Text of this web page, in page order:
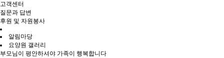
고객센터
질문과 답변
후원 및 자원봉사
알림마당
요양원 갤러리
부모님이 평안하셔야 가족이 행복합니다